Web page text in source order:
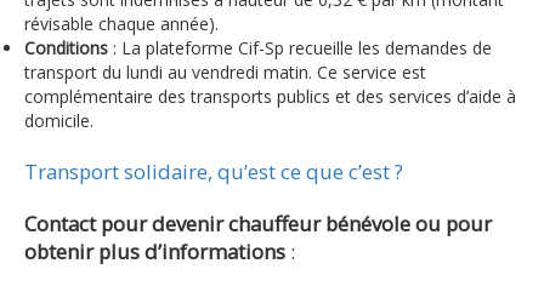
révisable chaque année).
Conditions : La plateforme Cif-Sp recueille les demandes de
transport du lundi au vendredi matin. Ce service est
complémentaire des transports publics et des services d’aide à
domicile.
Transport solidaire, qu’est ce que c’est ?
Contact pour devenir chauffeur bénévole ou pour
obtenir plus d’informations :